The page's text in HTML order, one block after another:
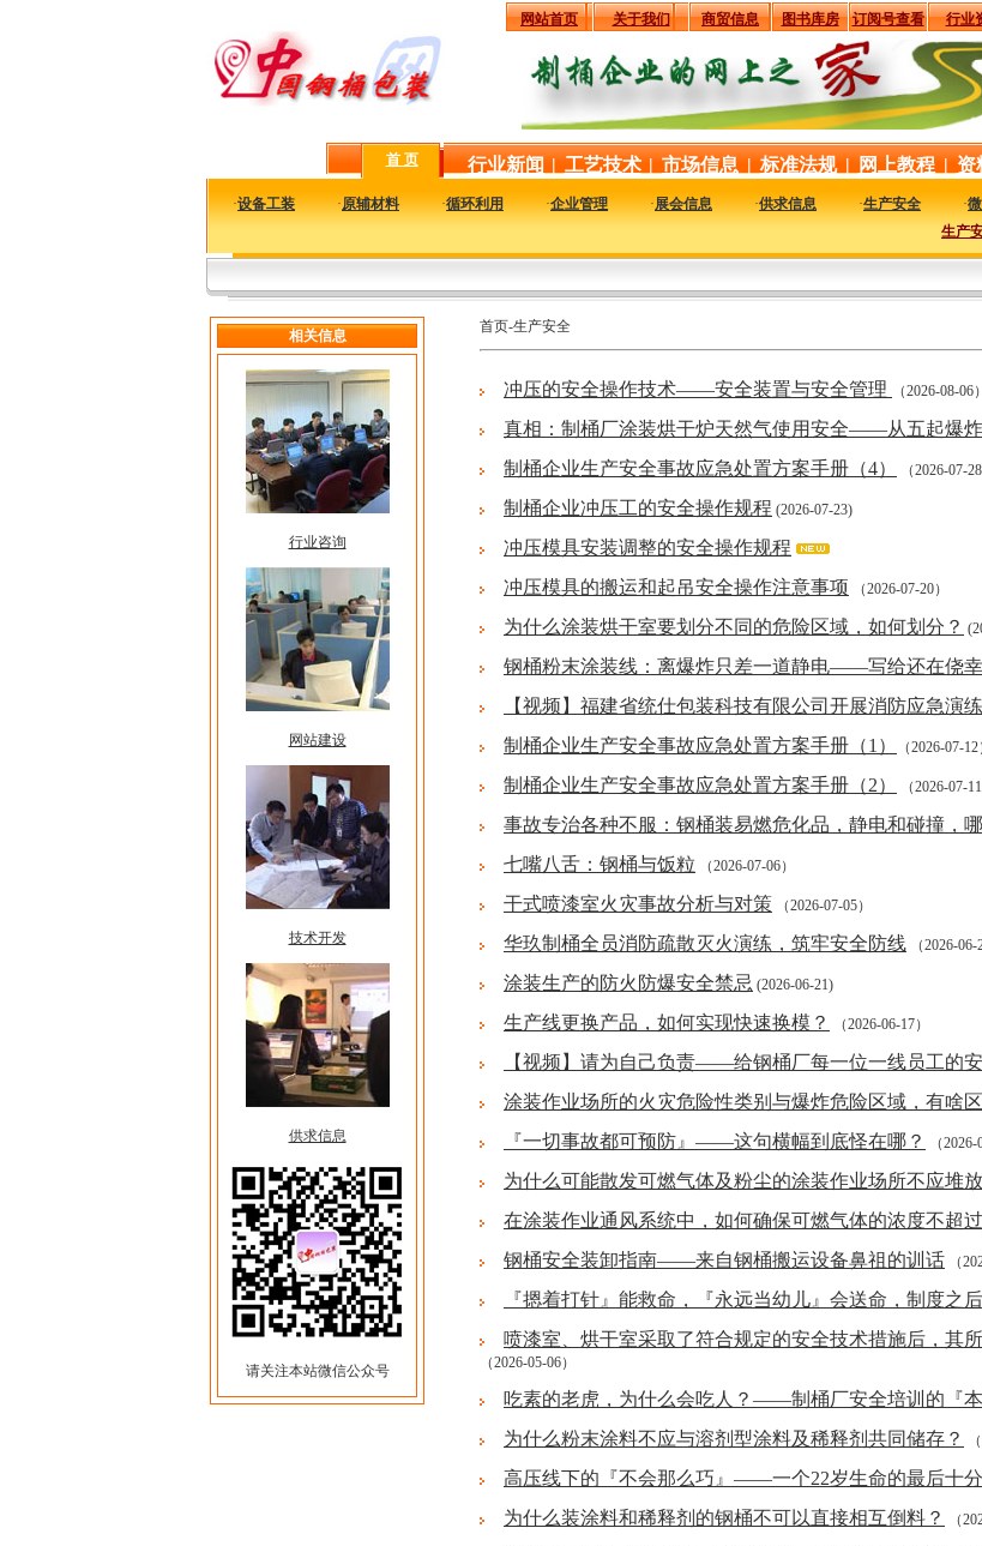
网站首页 关于我们 商贸信息 图书库房 订阅号查看 行业
首 页 行业新闻 | 工艺技术 | 市场信息 | 标准法规 | 网上教程 | 资
·设备工装 ·原辅材料 ·循环利用 ·企业管理 ·展会信息 ·供求信息 ·生产安全 ·
生产安
相关信息
行业咨询
网站建设
技术开发
供求信息
请关注本站微信公众号
首页-生产安全
冲压的安全操作技术——安全装置与安全管理 （2026-08-06）
真相：制桶厂涂装烘干炉天然气使用安全——从五起爆炸
制桶企业生产安全事故应急处置方案手册（4） （2026-07-28
制桶企业冲压工的安全操作规程 (2026-07-23)
冲压模具安装调整的安全操作规程
冲压模具的搬运和起吊安全操作注意事项 （2026-07-20）
为什么涂装烘干室要划分不同的危险区域，如何划分？
钢桶粉末涂装线：离爆炸只差一道静电——写给还在侥
【视频】福建省统仕包装科技有限公司开展消防应急演练
制桶企业生产安全事故应急处置方案手册（1） （2026-07-12
制桶企业生产安全事故应急处置方案手册（2） （2026-07-11
事故专治各种不服：钢桶装易燃危化品，静电和碰撞，
七嘴八舌：钢桶与饭粒 （2026-07-06）
干式喷漆室火灾事故分析与对策 （2026-07-05）
华玖制桶全员消防疏散灭火演练，筑牢安全防线 （2026-06-
涂装生产的防火防爆安全禁忌 (2026-06-21)
生产线更换产品，如何实现快速换模？ （2026-06-17）
【视频】请为自己负责——给钢桶厂每一位一线员工的
涂装作业场所的火灾危险性类别与爆炸危险区域，有啥
『一切事故都可预防』——这句横幅到底怪在哪？ （2026-
为什么可能散发可燃气体及粉尘的涂装作业场所不应堆
在涂装作业通风系统中，如何确保可燃气体的浓度不超
钢桶安全装卸指南——来自钢桶搬运设备鼻祖的训话 （
『摁着打针』能救命，『永远当幼儿』会送命，制度之
喷漆室、烘干室采取了符合规定的安全技术措施后，其
（2026-05-06）
吃素的老虎，为什么会吃人？——制桶厂安全培训的『本
为什么粉末涂料不应与溶剂型涂料及稀释剂共同储存？
高压线下的『不会那么巧』——一个22岁生命的最后十
为什么装涂料和稀释剂的钢桶不可以直接相互倒料？ （